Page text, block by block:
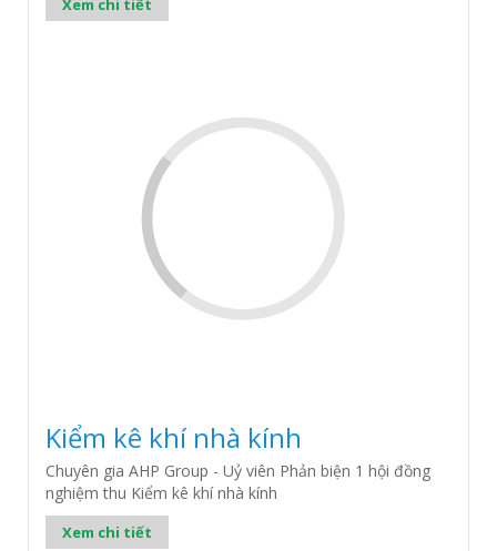
Kiểm kê khí nhà kính
Chuyên gia AHP Group - Uỷ viên Phản biện 1 hội đồng
nghiệm thu Kiểm kê khí nhà kính
Xem chi tiết